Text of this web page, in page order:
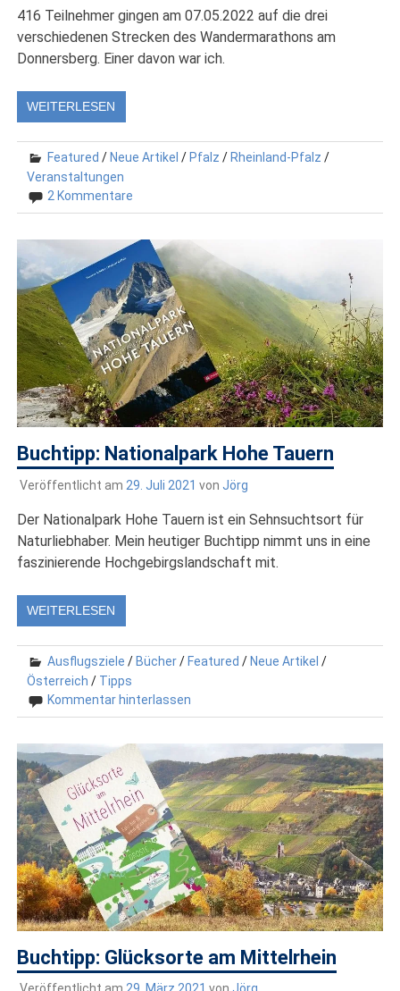
416 Teilnehmer gingen am 07.05.2022 auf die drei
verschiedenen Strecken des Wandermarathons am
Donnersberg. Einer davon war ich.
WEITERLESEN
Featured / Neue Artikel / Pfalz / Rheinland-Pfalz /
Veranstaltungen
2 Kommentare
Buchtipp: Nationalpark Hohe Tauern
Veröffentlicht am 29. Juli 2021 von Jörg
Der Nationalpark Hohe Tauern ist ein Sehnsuchtsort für
Naturliebhaber. Mein heutiger Buchtipp nimmt uns in eine
faszinierende Hochgebirgslandschaft mit.
WEITERLESEN
Ausflugsziele / Bücher/ Featured / Neue Artikel /
Österreich / Tipps
Kommentar hinterlassen
Buchtipp: Glücksorte am Mittelrhein